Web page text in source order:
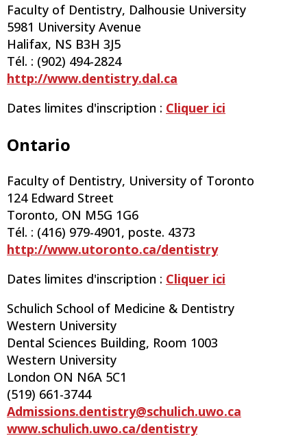
Faculty of Dentistry, Dalhousie University
5981 University Avenue
Halifax, NS B3H 3J5
Tél. : (902) 494-2824
http://www.dentistry.dal.ca
Dates limites d'inscription : Cliquer ici
Ontario
Faculty of Dentistry, University of Toronto
124 Edward Street
Toronto, ON M5G 1G6
Tél. : (416) 979-4901, poste. 4373
http://www.utoronto.ca/dentistry
Dates limites d'inscription : Cliquer ici
Schulich School of Medicine & Dentistry
Western University
Dental Sciences Building, Room 1003
Western University
London ON N6A 5C1
(519) 661-3744
Admissions.dentistry@schulich.uwo.ca
www.schulich.uwo.ca/dentistry